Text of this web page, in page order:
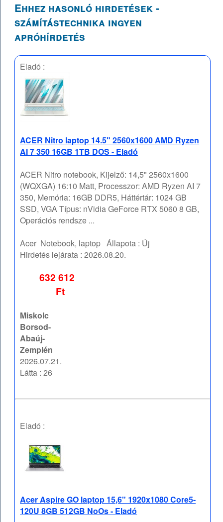
Ehhez hasonló hirdetések -
számítástechnika ingyen
apróhírdetés
Eladó :
ACER Nitro laptop 14.5" 2560x1600 AMD Ryzen
AI 7 350 16GB 1TB DOS - Eladó
ACER Nitro notebook, Kijelző: 14,5" 2560x1600
(WQXGA) 16:10 Matt, Processzor: AMD Ryzen AI 7
350, Memória: 16GB DDR5, Háttértár: 1024 GB
SSD, VGA Típus: nVidia GeForce RTX 5060 8 GB,
Operációs rendsze ...
Acer Notebook, laptop Állapota : Új
Hirdetés lejárata :2026.08.20.
632 612
Ft
Miskolc
Borsod-
Abaúj-
Zemplén
2026.07.21.
Látta : 26
Eladó :
Acer Aspire GO laptop 15,6" 1920x1080 Core5-
120U 8GB 512GB NoOs - Eladó